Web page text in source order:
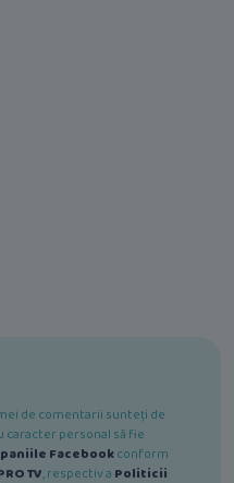
de comentarii sunteți de
caracter personal să fie
Facebookconform
TV, respectiv a Politicii